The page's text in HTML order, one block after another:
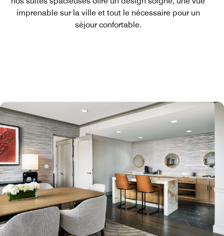
imprenable sur la ville et tout le nécessaire pour un
séjour confortable.